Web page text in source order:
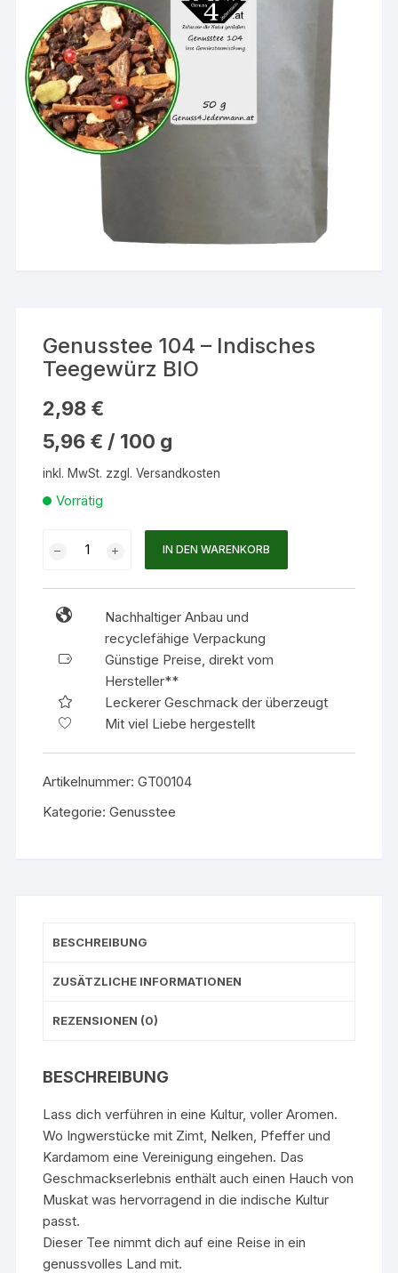
Genusstee 104 – Indisches
Teegewürz BIO
2,98 €
5,96 € / 100 g
inkl. MwSt. zzgl.Versandkosten
Vorrätig
Teegewürz
Menge
IN DEN WARENKORB
Nachhaltiger Anbau und
recyclefähige Verpackung
Günstige Preise, direkt vom
Hersteller**
Leckerer Geschmack der überzeugt
Mit viel Liebe hergestellt
Artikelnummer:GT00104
Kategorie:Genusstee
BESCHREIBUNG
ZUSÄTZLICHE INFORMATIONEN
REZENSIONEN (0)
BESCHREIBUNG
Lass dich verführen in eine Kultur, voller Aromen.
Wo Ingwerstücke mit Zimt, Nelken, Pfeffer und
Kardamom eine Vereinigung eingehen. Das
Geschmackserlebnis enthält auch einen Hauch von
Muskat was hervorragend in die indische Kultur
passt.
Dieser Tee nimmt dich auf eine Reise in ein
genussvolles Land mit.